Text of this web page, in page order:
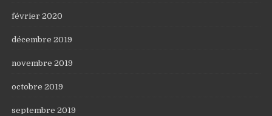
février 2020
décembre 2019
novembre 2019
octobre 2019
septembre 2019